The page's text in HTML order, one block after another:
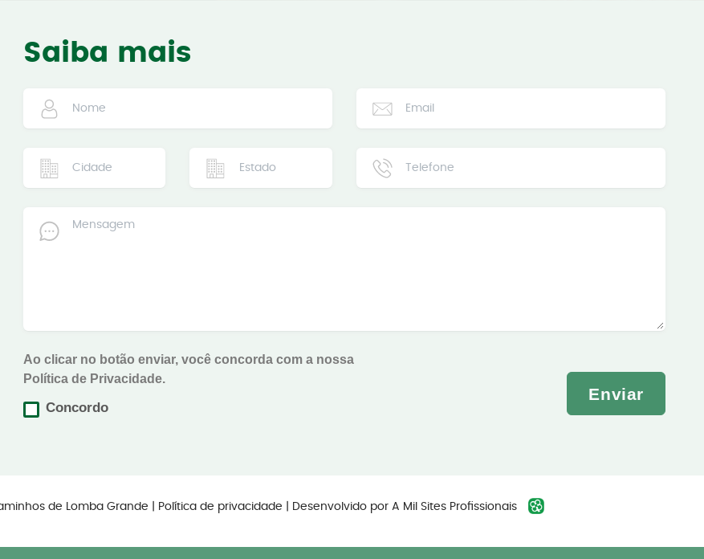
Saiba mais
Ao clicar no botão enviar, você concorda com a nossa
Política de Privacidade.
Concordo
Enviar
de Lomba Grande | Política de privacidade | Desenvolvido por A Mil Sites Profissionais